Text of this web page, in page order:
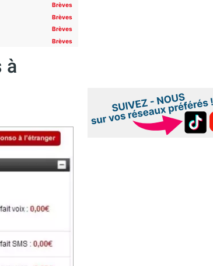
Brèves
Brèves
Brèves
Brèves
à